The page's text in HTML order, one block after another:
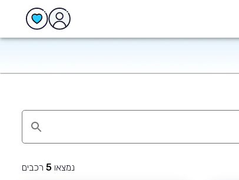
נמצאו 5 רכבים